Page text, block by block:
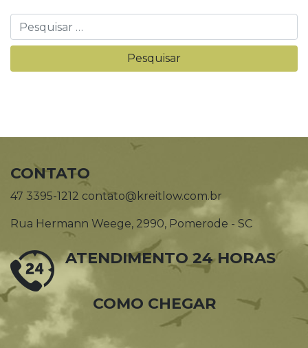
CONTATO
47 3395-1212 contato@kreitlow.com.br
Rua Hermann Weege, 2990, Pomerode - SC
ATENDIMENTO 24 HORAS
COMO CHEGAR